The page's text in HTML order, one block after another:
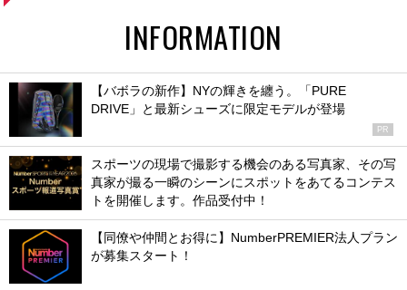
INFORMATION
【バボラの新作】NYの輝きを纏う。「PURE
DRIVE」と最新シューズに限定モデルが登場
PR
スポーツの現場で撮影する機会のある写真家、その写
真家が撮る一瞬のシーンにスポットをあてるコンテス
トを開催します。作品受付中！
【同僚や仲間とお得に】NumberPREMIER法人プラン
が募集スタート！